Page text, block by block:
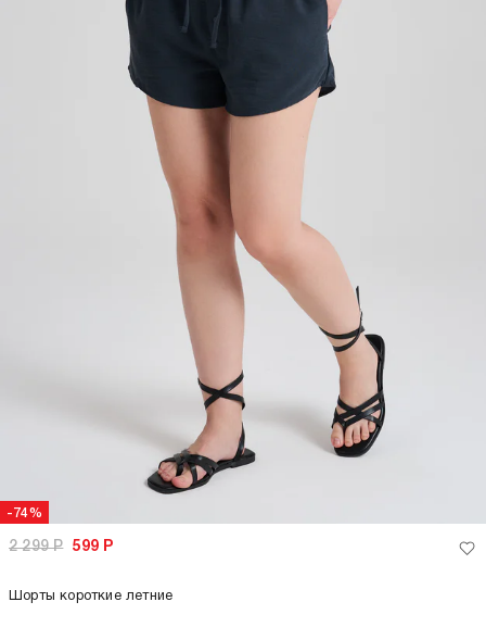
-74%
2 299Р 599 Р
Шорты короткие летние